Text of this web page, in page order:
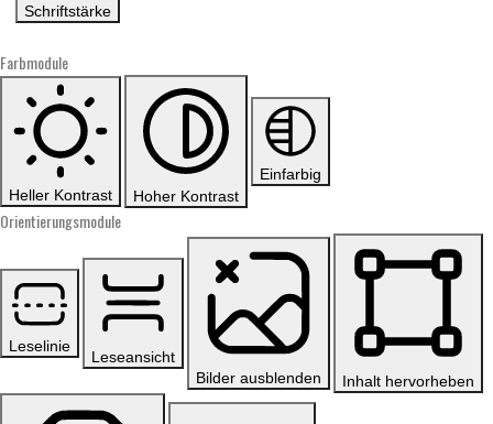
Schriftstärke
Farbmodule
Heller Kontrast Hoher Kontrast
Einfarbig
Orientierungsmodule
Leselinie
Leseansicht
Bilder ausblenden
Inhalt hervorheben